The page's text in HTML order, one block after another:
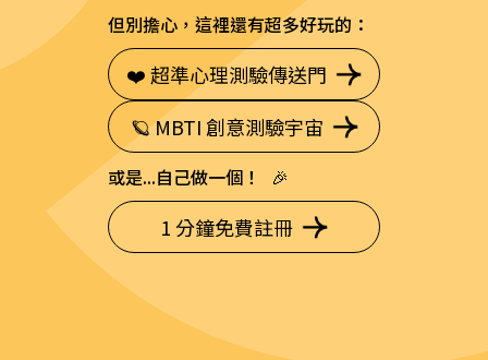
但別擔心，這裡還有超多好玩的：
❤️ 超準心理測驗傳送門
🪐 MBTI 創意測驗宇宙
或是...自己做一個！ 🎉
1 分鐘免費註冊